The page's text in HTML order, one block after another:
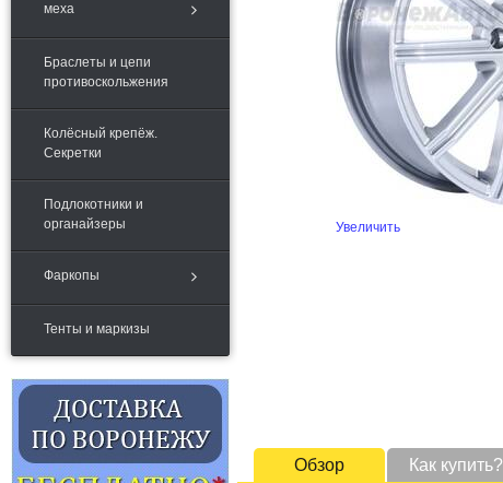
меха
Браслеты и цепи
противоскольжения
Колёсный крепёж.
Секретки
Подлокотники и
органайзеры
Фаркопы
Тенты и маркизы
Увеличить
Обзор Как купить?